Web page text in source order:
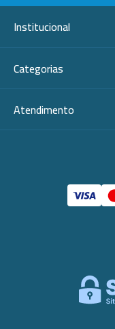
Institucional
Categorias
Atendimento